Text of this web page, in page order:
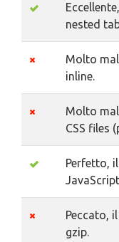
nested
Molto
inline.
Molto
CSS files
Perfetto,
Peccato,
gzip.